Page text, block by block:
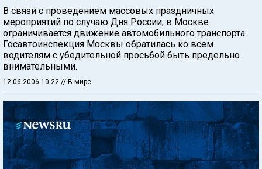
В связи с проведением массовых праздничных
мероприятий по случаю Дня России, в Москве
ограничивается движение автомобильного транспорта.
Госавтоинспекция Москвы обратилась ко всем
водителям с убедительной просьбой быть предельно
внимательными.
12.06.2006 10:22 // В мире